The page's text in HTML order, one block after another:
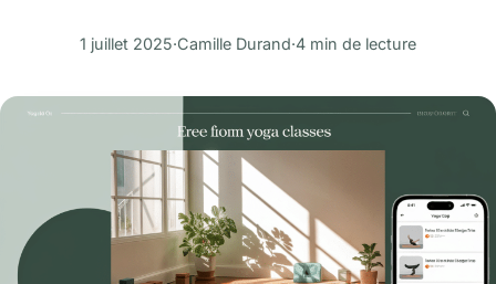
1 juillet 2025·Camille Durand·4 min de lecture